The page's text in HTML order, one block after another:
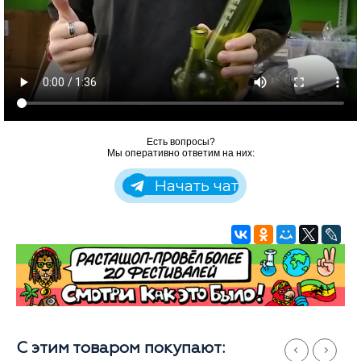
Есть вопросы?
Мы оперативно ответим на них:
Начать чат
С этим товаром покупают: